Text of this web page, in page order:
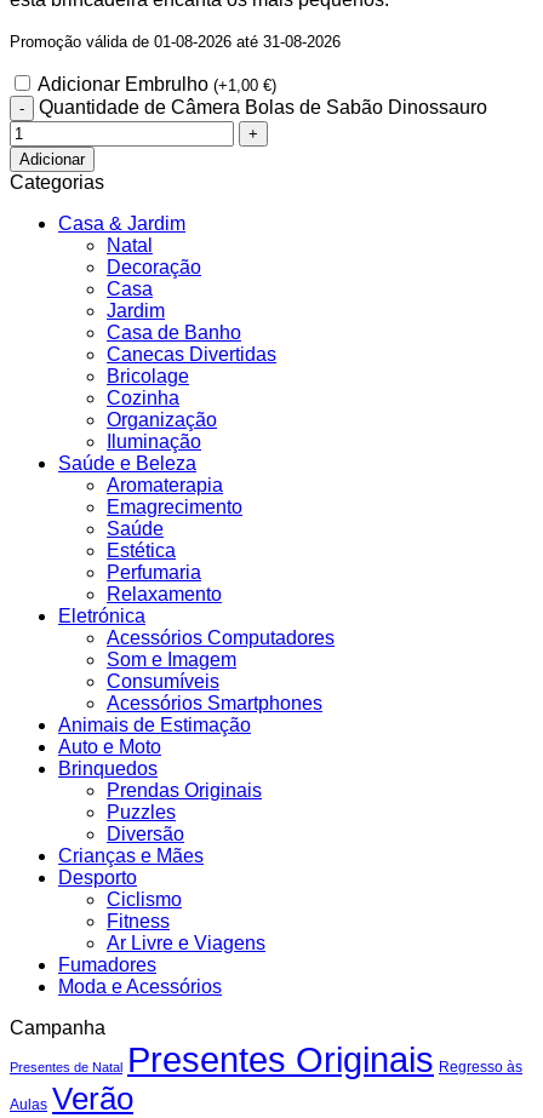
Promoção válida de 01-08-2026 até 31-08-2026
Adicionar Embrulho (+1,00 €)
Quantidade de Câmera Bolas de Sabão Dinossauro
Adicionar
Categorias
Casa & Jardim
Natal
Decoração
Casa
Jardim
Casa de Banho
Canecas Divertidas
Bricolage
Cozinha
Organização
Iluminação
Saúde e Beleza
Aromaterapia
Emagrecimento
Saúde
Estética
Perfumaria
Relaxamento
Eletrónica
Acessórios Computadores
Som e Imagem
Consumíveis
Acessórios Smartphones
Animais de Estimação
Auto e Moto
Brinquedos
Prendas Originais
Puzzles
Diversão
Crianças e Mães
Desporto
Ciclismo
Fitness
Ar Livre e Viagens
Fumadores
Moda e Acessórios
Campanha
Presentes de Natal Presentes Originais Regresso às
Aulas Verão